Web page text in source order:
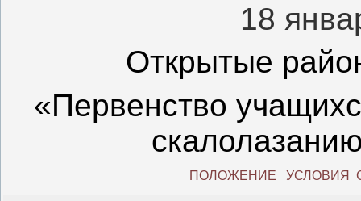
18
Открытые
«Первенство
ПОЛОЖЕНИЕ УСЛОВИЯ